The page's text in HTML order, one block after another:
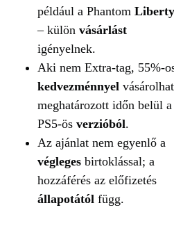
például a Phantom Liberty
– külön vásárlást
igényelnek.
Aki nem Extra-tag, 55%-
kedvezménnyel
meghatározott időn belül a
PS5-ös verzióból.
Az ajánlat nem egyenlő a
végleges birtoklással; a
hozzáférés az előfizetés
állapotától függ.